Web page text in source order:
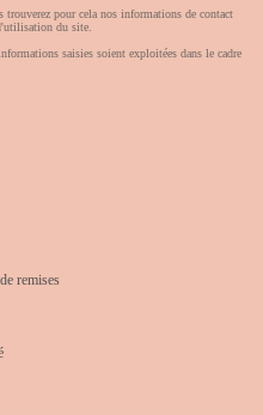
pour cela nos informations de contact
du site.
saisies soient exploitées dans le cadre
remises